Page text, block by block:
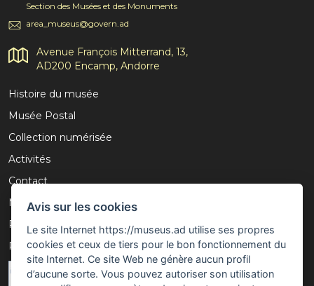
Section des Musées et des Monuments
area_museus@govern.ad
Avenue François Mitterrand, 13,
AD200 Encamp, Andorre
Histoire du musée
Musée Postal
Collection numérisée
Activités
Contact
Mention légale
Politique de confidentialité
Politique de cookies
Avis sur les cookies
Le site Internet https://museus.ad utilise ses propres
cookies et ceux de tiers pour le bon fonctionnement du
site Internet. Ce site Web ne génère aucun profil
d’aucune sorte. Vous pouvez autoriser son utilisation